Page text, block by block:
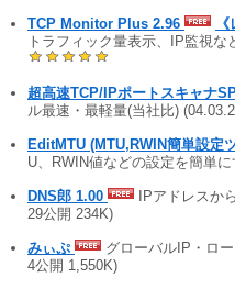
TCP Monitor Plus 2.96
トラフィック量表示、IP監視
超高速TCP/IPポートスキャナ
ル最速・最軽量(当社比)
EditMTU (MTU,RWIN簡単設定
U、RWIN値などの設定を簡単
DNS郎 1.00
IPアドレスか
29公開 234K)
みぃぷ
グローバルIP・ロ
4公開 1,550K)